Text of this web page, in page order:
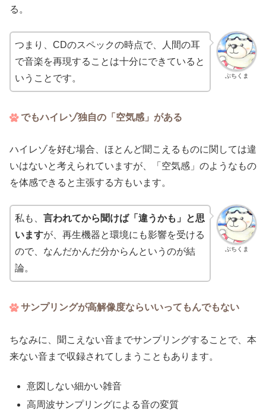
る。
ぶちくま
つまり、CDのスペックの時点で、人間の耳
で音楽を再現することは十分にできていると
いうことです。
でもハイレゾ独自の「空気感」がある
ハイレゾを好む場合、ほとんど聞こえるものに関しては違
いはないと考えられていますが、「空気感」のようなもの
を体感できると主張する方もいます。
ぶちくま
私も、 言われてから聞けば「違うかも」と思
いますが、再生機器と環境にも影響を受ける
ので、なんだかんだ分からんというのが結
論。
サンプリングが高解像度ならいいってもんでもない
ちなみに、聞こえない音までサンプリングすることで、本
来ない音まで収録されてしまうこともあります。
意図しない細かい雑音
高周波サンプリングによる音の変質